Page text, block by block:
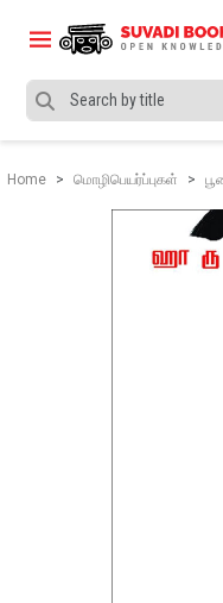
Home மொழிபெயர்ப்புகள்